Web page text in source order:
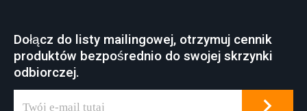
Dołącz do listy mailingowej, otrzymuj cennik
produktów bezpośrednio do swojej skrzynki
odbiorczej.